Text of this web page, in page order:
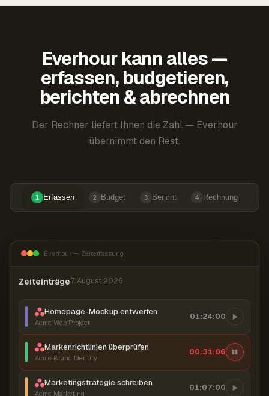
Everhour kann alles —
erfassen, budgetieren,
berichten & abrechnen
Der Rechner liefert Ihnen die Zahl — Everhour
übernimmt den Rest.
1 Erfassen 2 Budget 3 Bericht 4 Rechnung
Everhour — Zeiterfassung
Zeiteinträge7. August 2026
Homepage-Mockup entwerfen
Acme Web Project
01:24:00
Markenrichtlinien überprüfen
Acme Brand Identity
00:31:07
Marketingstrategie schreiben
Acme Marketing
01:07:00